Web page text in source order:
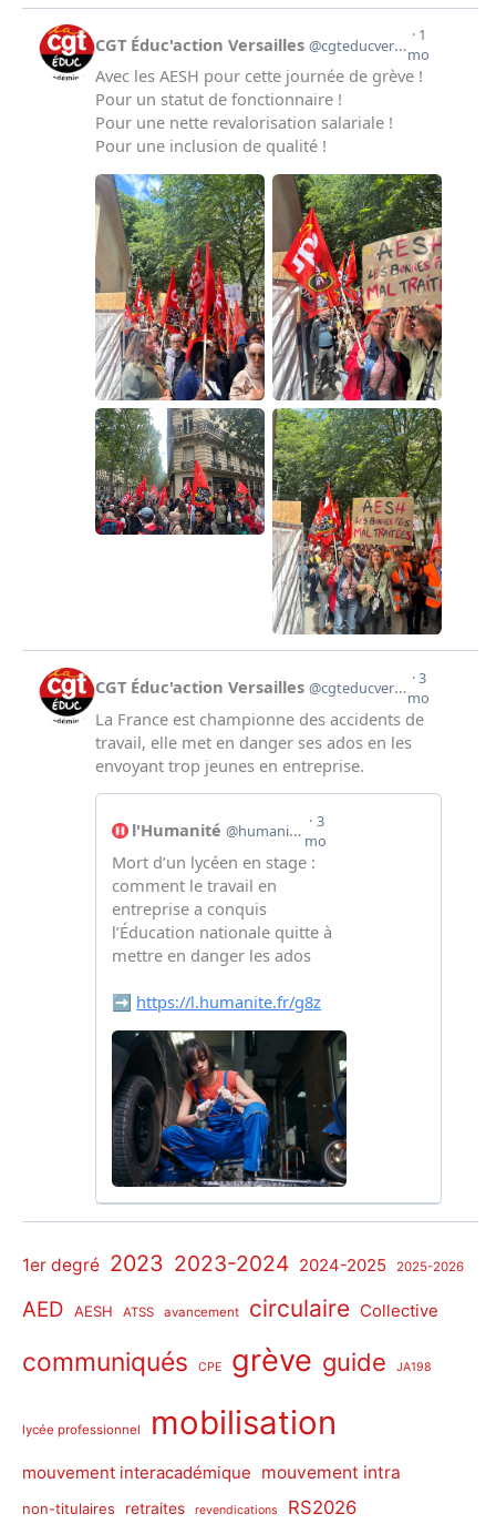
1er degré 2023 2023-2024 2024-2025 2025-2026
AED AESH ATSS avancement circulaire Collective
communiqués CPE grève guide JA198
lycée professionnel mobilisation
mouvement interacadémique mouvement intra
non-titulaires retraites revendications RS2026